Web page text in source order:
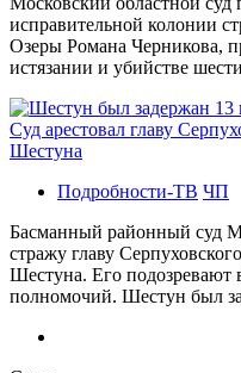
исправительной колонии
Озеры Романа Черникова,
истязании и убийстве
Суд арестовал главу
Шестуна
Подробности-ТВ ЧП
Басманный районный суд
стражу главу
Шестуна. Его
полномочий. Шестун был